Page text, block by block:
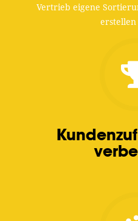
Vertrieb eigene